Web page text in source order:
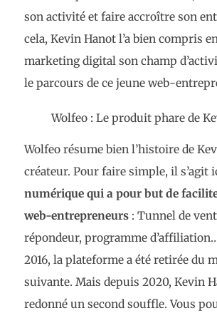
son activité et faire accroître son
cela, Kevin Hanot l’a bien compris
marketing digital son champ
le parcours de ce jeune web-
Wolfeo : Le produit phare de
Wolfeo résume bien l’histoire de
créateur. Pour faire simple, il s’agit
numérique qui a pour but de
web-entrepreneurs: Tunnel de
répondeur, programme
2016, la plateforme a été retirée du
suivante. Mais depuis 2020, Kevin
redonné un second souffle. Vous